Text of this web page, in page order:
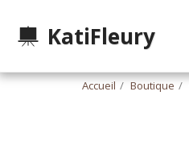
KatiFleury
Accueil Boutique